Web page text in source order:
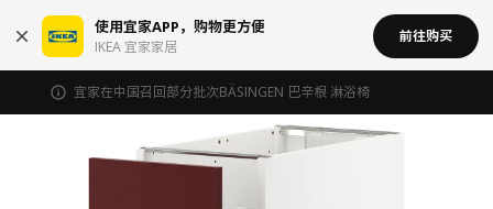
使用宜家APP，购物更方便
IKEA 宜家家居
前往购买
宜家在中国召回部分批次BÄSINGEN 巴辛根 淋浴椅